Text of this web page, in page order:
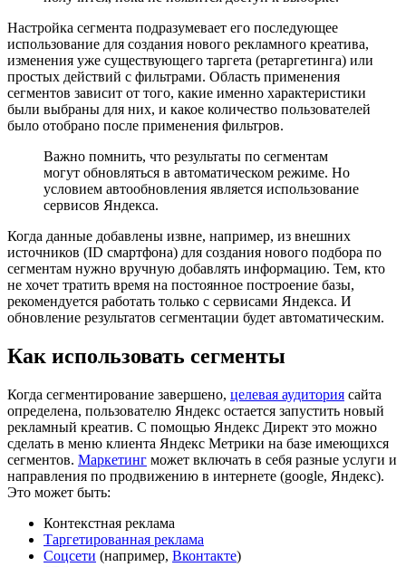
Настройка сегмента подразумевает его последующее
использование для создания нового рекламного креатива,
изменения уже существующего таргета (ретаргетинга) или
простых действий с фильтрами. Область применения
сегментов зависит от того, какие именно характеристики
были выбраны для них, и какое количество пользователей
было отобрано после применения фильтров.
Важно помнить, что результаты по сегментам
могут обновляться в автоматическом режиме. Но
условием автообновления является использование
сервисов Яндекса.
Когда данные добавлены извне, например, из внешних
источников (ID смартфона) для создания нового подбора по
сегментам нужно вручную добавлять информацию. Тем, кто
не хочет тратить время на постоянное построение базы,
рекомендуется работать только с сервисами Яндекса. И
обновление результатов сегментации будет автоматическим.
Как использовать сегменты
Когда сегментирование завершено, целевая аудитория сайта
определена, пользователю Яндекс остается запустить новый
рекламный креатив. С помощью Яндекс Директ это можно
сделать в меню клиента Яндекс Метрики на базе имеющихся
сегментов. Маркетинг может включать в себя разные услуги и
направления по продвижению в интернете (google, Яндекс).
Это может быть:
Контекстная реклама
Таргетированная реклама
Соцсети (например, Вконтакте)